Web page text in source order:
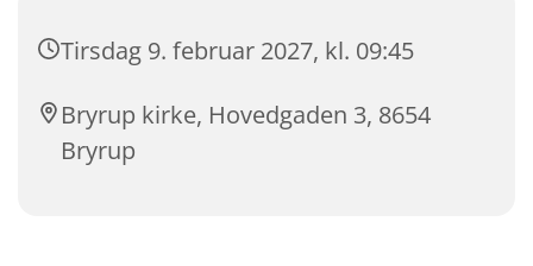
Tirsdag 9. februar 2027, kl. 09:45
Bryrup kirke, Hovedgaden 3, 8654
Bryrup